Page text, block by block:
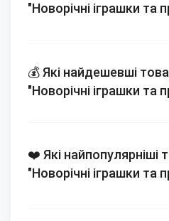
"Новорічні іграшки та
💰 Які найдешевші
"Новорічні іграшки та
❤️ Які найпопулярніші
"Новорічні іграшки та